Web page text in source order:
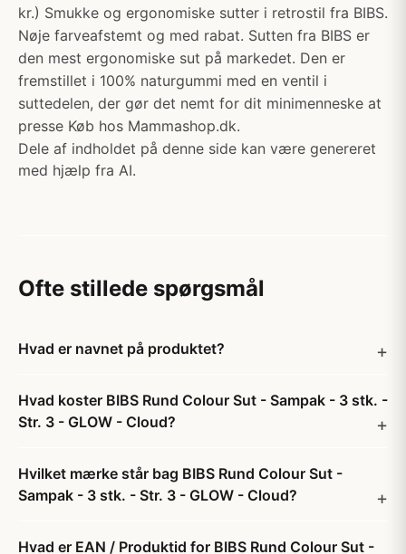
kr.) Smukke og ergonomiske sutter i retrostil fra BIBS.
Nøje farveafstemt og med rabat. Sutten fra BIBS er
den mest ergonomiske sut på markedet. Den er
fremstillet i 100% naturgummi med en ventil i
suttedelen, der gør det nemt for dit minimenneske at
presse Køb hos Mammashop.dk.
Dele af indholdet på denne side kan være genereret
med hjælp fra AI.
Ofte stillede spørgsmål
Hvad er navnet på produktet?
Hvad koster BIBS Rund Colour Sut - Sampak - 3 stk. -
Str. 3 - GLOW - Cloud?
Hvilket mærke står bag BIBS Rund Colour Sut -
Sampak - 3 stk. - Str. 3 - GLOW - Cloud?
Hvad er EAN / Produktid for BIBS Rund Colour Sut -